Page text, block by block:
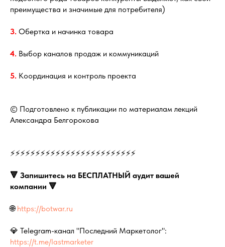
преимущества и значимые для потребителя)
3. Обертка и начинка товара
4. Выбор каналов продаж и коммуникаций
5. Координация и контроль проекта
© Подготовлено к публикации по материалам лекций
Александра Белгорокова
⚡⚡⚡⚡⚡⚡⚡⚡⚡⚡⚡⚡⚡⚡⚡⚡⚡⚡⚡⚡⚡⚡⚡⚡⚡
🔻 Запишитесь на БЕСПЛАТНЫЙ аудит вашей
компании 🔻
🌐https://botwar.ru
💎 Telegram-канал "Последний Маркетолог":
https://t.me/lastmarketer